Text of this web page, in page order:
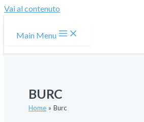
Vai al contenuto
Main Menu
BURC
Home Burc